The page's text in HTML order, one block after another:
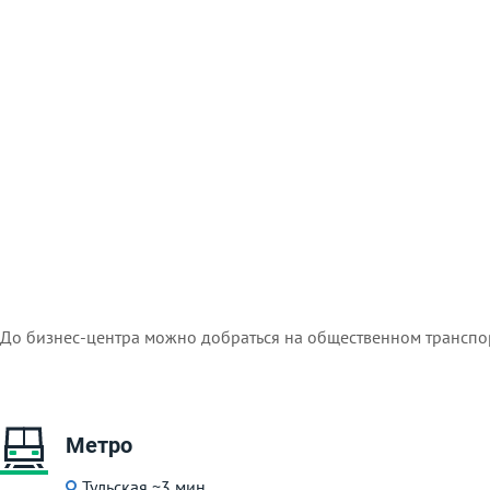
До бизнес-центра можно добраться на общественном
Метро